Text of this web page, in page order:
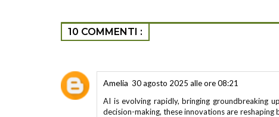
10 COMMENTI :
Amelia 30 agosto 2025 alle ore 08:21
AI is evolving rapidly, bringing groundbreaking
decision-making, these innovations are reshaping